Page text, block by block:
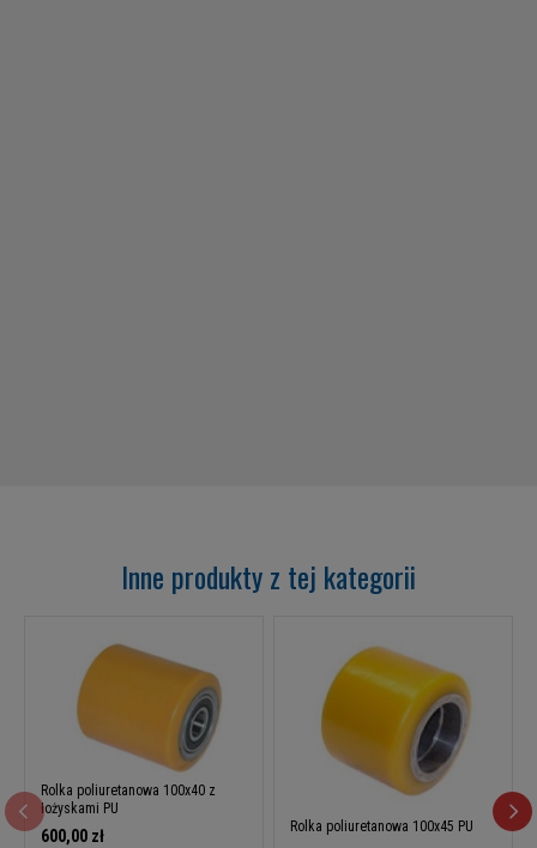
Inne produkty z tej kategorii
Rolka poliuretanowa 100x40 z
łożyskami PU
600,00 zł
Rolka poliuretanowa 100x45 PU